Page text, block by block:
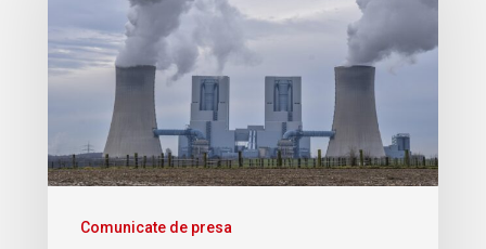
Comunicate de presa